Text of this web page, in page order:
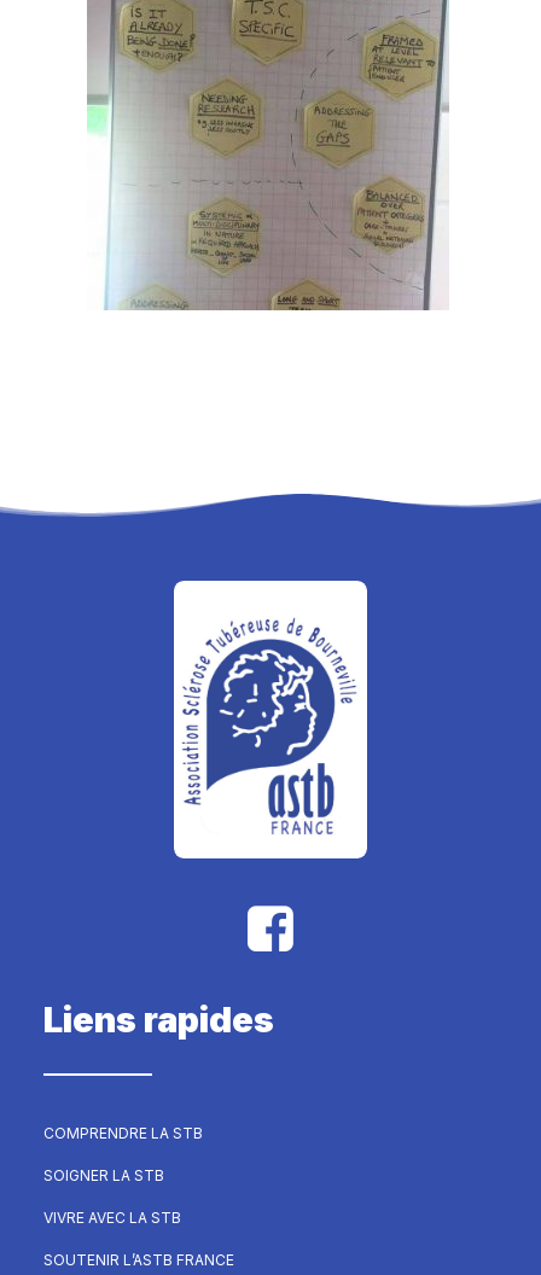
RECHERCHE
PANIER
Liens rapides
COMPRENDRE LA STB
SOIGNER LA STB
VIVRE AVEC LA STB
SOUTENIR L’ASTB FRANCE